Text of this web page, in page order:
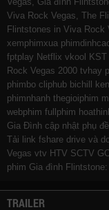
Viva Rock Vegas, The
Flintstones in Viva Rock
xemphimxua
fptplay Netflix vkool KST
Rock Vegas 2000 tvhay
phimbo cliphub bichill
phimnhanh thegioiphim
webphim fullphim
Gia Đình cập nhật phụ
Tải link fshare drive và
Vegas vtv HTV SCTV
phim Gia đình
TRAILER